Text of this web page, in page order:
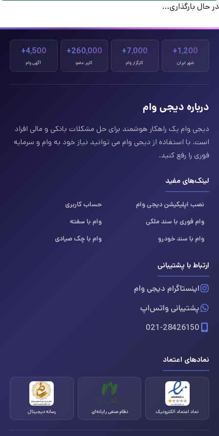
در حال بارگذاری...
1,200+
شهر ایران
7,000+
کارگزار وام
260,000+
کاربر عضو
4,500+
آگهی وام
درباره دیجی وام
دیجی وام یک راهکار هوشمند برای حل مشکلات بانکی و مالی افراد
است. با استفاده از دیجی وام می توانید نیاز خود به وام و سرمایه
فوری را رفع کنید.
لینک‌های مفید
نصب اپلیکیشن دیجی وام
حساب کاربری
وام فوری با سند ملکی
وام با سفته
وام با سند خودرو
وام با چک صیادی
ارتباط با پشتیبانی
اینستاگرام دیجی وام
پشتیبانی واتس‌اپ
021-28426150
نمادهای اعتماد
نماد اعتماد الکترونیک نظام صنفی رایانه‌ای رسانه دیجیتال